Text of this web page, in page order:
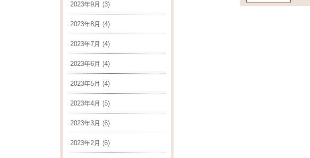
2023年9月 (3)
2023年8月 (4)
2023年7月 (4)
2023年6月 (4)
2023年5月 (4)
2023年4月 (5)
2023年3月 (6)
2023年2月 (6)